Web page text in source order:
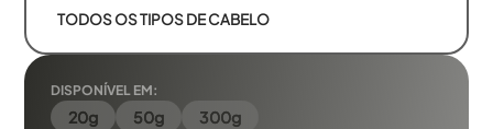
TODOS OS TIPOS DE CABELO
DISPONÍVEL EM:
20g 50g 300g